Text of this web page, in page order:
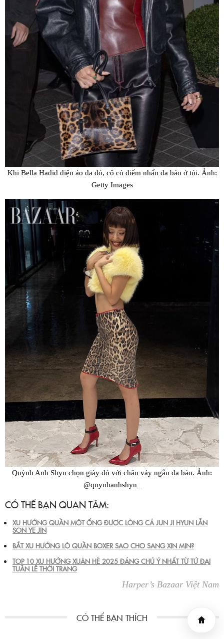
Khi Bella Hadid diện áo da đỏ, cô có điểm nhấn da báo ở túi. Ảnh:
Getty Images
Quỳnh Anh Shyn chọn giày đỏ với chân váy ngắn da báo. Ảnh:
@quynhanhshyn_
CÓ THỂ BẠN QUAN TÂM:
XU HƯỚNG QUẦN MỘT ỐNG ĐƯỢC LÒNG CẢ JUN JI HYUN LẪN
SON YE JIN
BẮT XU HƯỚNG LỘ QUẦN BOXER SAO CHO SANG XỊN MỊN?
TOP 10 XU HƯỚNG XUÂN HÈ 2025 ĐÁNG CHÚ Ý NHẤT TỪ TỨ ĐẠI
TUẦN LỄ THỜI TRANG
Harper’s Bazaar Việt Nam